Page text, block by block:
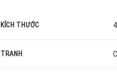
KÍCH THƯỚC
TRANH